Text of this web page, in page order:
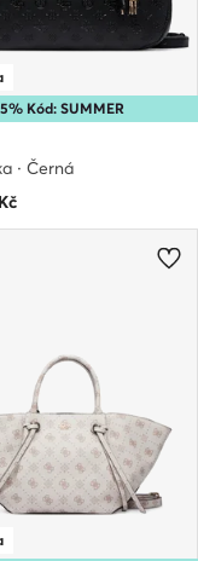
Kód: SUMMER
· Černá
Kč